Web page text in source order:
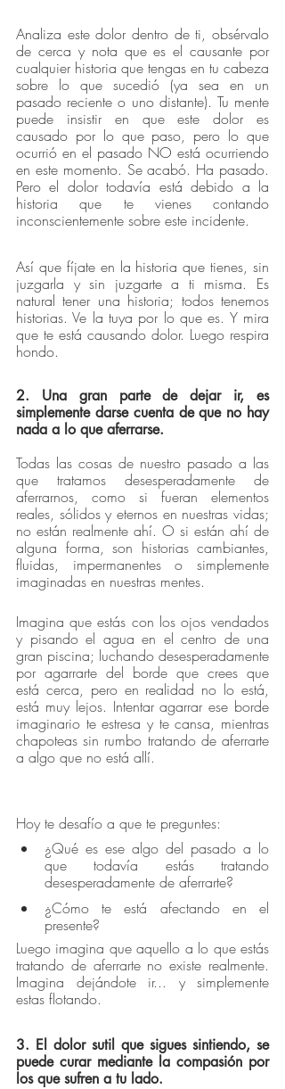
Analiza este dolor dentro de ti, obsérvalo
de cerca y nota que es el causante por
cualquier historia que tengas en tu cabeza
sobre lo que sucedió (ya sea en un
pasado reciente o uno distante). Tu mente
puede insistir en que este dolor es
causado por lo que paso, pero lo que
ocurrió en el pasado NO está ocurriendo
en este momento. Se acabó. Ha pasado.
Pero el dolor todavía está debido a la
historia que te vienes contando
inconscientemente sobre este incidente.
Así que fíjate en la historia que tienes, sin
juzgarla y sin juzgarte a ti misma. Es
natural tener una historia; todos tenemos
historias. Ve la tuya por lo que es. Y mira
que te está causando dolor. Luego respira
hondo.
2. Una gran parte de dejar ir, es
simplemente darse cuenta de que no hay
nada a lo que aferrarse.
Todas las cosas de nuestro pasado a las
que tratamos desesperadamente de
aferrarnos, como si fueran elementos
reales, sólidos y eternos en nuestras vidas;
no están realmente ahí. O si están ahí de
alguna forma, son historias cambiantes,
fluidas, impermanentes o simplemente
imaginadas en nuestras mentes.
Imagina que estás con los ojos vendados
y pisando el agua en el centro de una
gran piscina; luchando desesperadamente
por agarrarte del borde que crees que
está cerca, pero en realidad no lo está,
está muy lejos. Intentar agarrar ese borde
imaginario te estresa y te cansa, mientras
chapoteas sin rumbo tratando de aferrarte
a algo que no está allí.
Hoy te desafío a que te preguntes:
¿Qué es ese algo del pasado a lo
que todavía estás tratando
desesperadamente de aferrarte?
¿Cómo te está afectando en el
presente?
Luego imagina que aquello a lo que estás
tratando de aferrarte no existe realmente.
Imagina dejándote ir... y simplemente
estas flotando.
3. El dolor sutil que sigues sintiendo, se
puede curar mediante la compasión por
los que sufren a tu lado.